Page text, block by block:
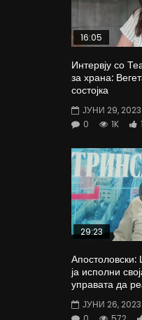
16:05
Интервју со
за храна:
состојка
ЈУНИ 29, 2023
0
1K
29:23
Апостоловски:
ја исполни
управата да
ЈУНИ 26, 2023